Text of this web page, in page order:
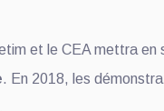
et le CEA mettra en
. En 2018, les